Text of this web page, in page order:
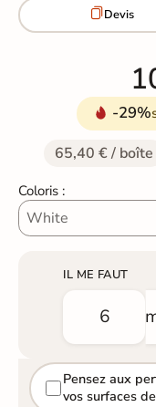
Devis
-29%
65,40 € / boîte
Coloris :
IL ME FAUT
Pensez aux
vos surfaces